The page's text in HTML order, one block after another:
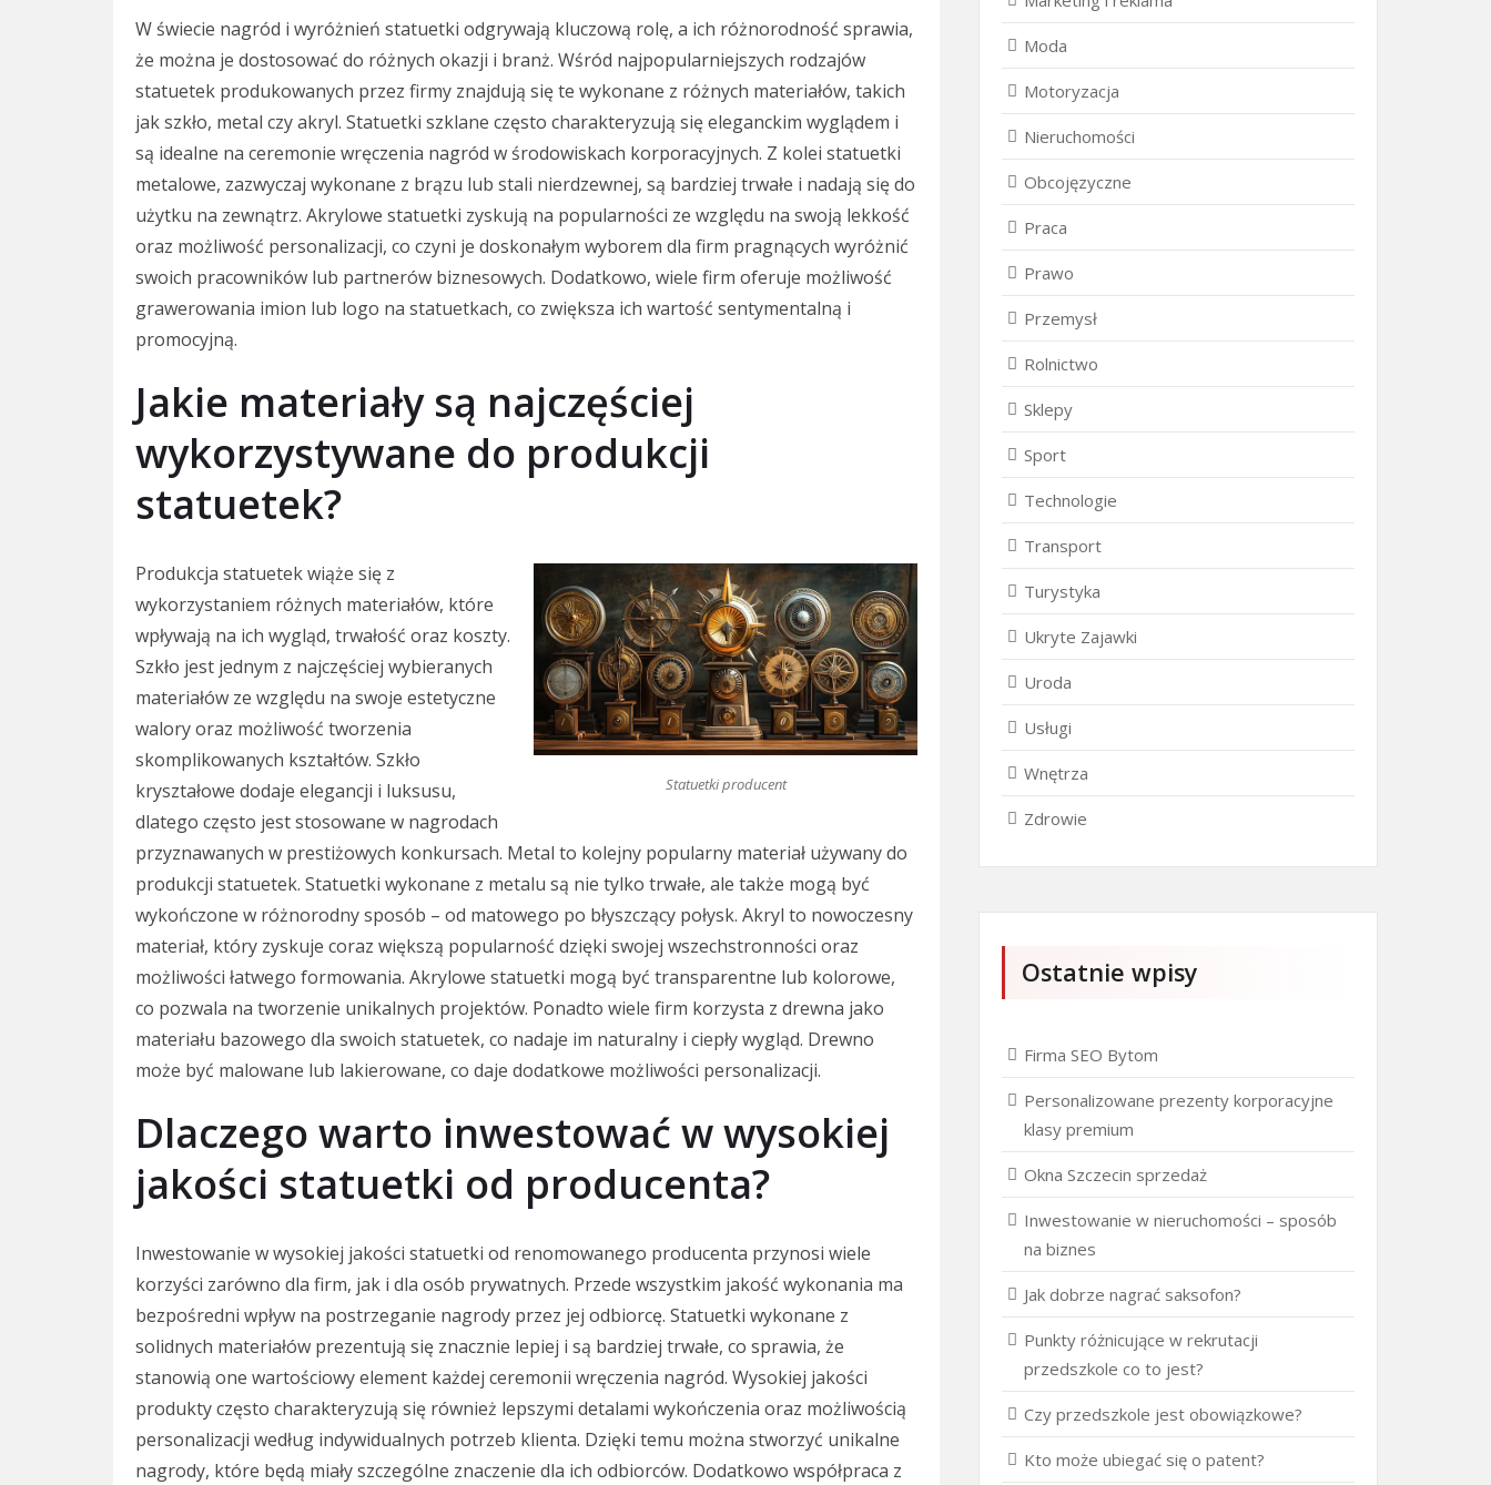
W świecie nagród i wyróżnień statuetki odgrywają kluczową rolę, a ich różnorodność sprawia,
że można je dostosować do różnych okazji i branż. Wśród najpopularniejszych rodzajów
statuetek produkowanych przez firmy znajdują się te wykonane z różnych materiałów, takich
jak szkło, metal czy akryl. Statuetki szklane często charakteryzują się eleganckim wyglądem i
są idealne na ceremonie wręczenia nagród w środowiskach korporacyjnych. Z kolei statuetki
metalowe, zazwyczaj wykonane z brązu lub stali nierdzewnej, są bardziej trwałe i nadają się do
użytku na zewnątrz. Akrylowe statuetki zyskują na popularności ze względu na swoją lekkość
oraz możliwość personalizacji, co czyni je doskonałym wyborem dla firm pragnących wyróżnić
swoich pracowników lub partnerów biznesowych. Dodatkowo, wiele firm oferuje możliwość
grawerowania imion lub logo na statuetkach, co zwiększa ich wartość sentymentalną i
promocyjną.
Jakie materiały są najczęściej
wykorzystywane do produkcji
statuetek?
Statuetki producent
Produkcja statuetek wiąże się z
wykorzystaniem różnych materiałów, które
wpływają na ich wygląd, trwałość oraz koszty.
Szkło jest jednym z najczęściej wybieranych
materiałów ze względu na swoje estetyczne
walory oraz możliwość tworzenia
skomplikowanych kształtów. Szkło
kryształowe dodaje elegancji i luksusu,
dlatego często jest stosowane w nagrodach
przyznawanych w prestiżowych konkursach. Metal to kolejny popularny materiał używany do
produkcji statuetek. Statuetki wykonane z metalu są nie tylko trwałe, ale także mogą być
wykończone w różnorodny sposób – od matowego po błyszczący połysk. Akryl to nowoczesny
materiał, który zyskuje coraz większą popularność dzięki swojej wszechstronności oraz
możliwości łatwego formowania. Akrylowe statuetki mogą być transparentne lub kolorowe,
co pozwala na tworzenie unikalnych projektów. Ponadto wiele firm korzysta z drewna jako
materiału bazowego dla swoich statuetek, co nadaje im naturalny i ciepły wygląd. Drewno
może być malowane lub lakierowane, co daje dodatkowe możliwości personalizacji.
Dlaczego warto inwestować w wysokiej
jakości statuetki od producenta?
Inwestowanie w wysokiej jakości statuetki od renomowanego producenta przynosi wiele
korzyści zarówno dla firm, jak i dla osób prywatnych. Przede wszystkim jakość wykonania ma
bezpośredni wpływ na postrzeganie nagrody przez jej odbiorcę. Statuetki wykonane z
solidnych materiałów prezentują się znacznie lepiej i są bardziej trwałe, co sprawia, że
stanowią one wartościowy element każdej ceremonii wręczenia nagród. Wysokiej jakości
produkty często charakteryzują się również lepszymi detalami wykończenia oraz możliwością
personalizacji według indywidualnych potrzeb klienta. Dzięki temu można stworzyć unikalne
nagrody, które będą miały szczególne znaczenie dla ich odbiorców. Dodatkowo współpraca z
Moda
Motoryzacja
Nieruchomości
Obcojęzyczne
Praca
Prawo
Przemysł
Rolnictwo
Sklepy
Sport
Technologie
Transport
Turystyka
Ukryte Zajawki
Uroda
Usługi
Wnętrza
Zdrowie
Ostatnie wpisy
Firma SEO Bytom
Personalizowane prezenty korporacyjne
klasy premium
Okna Szczecin sprzedaż
Inwestowanie w nieruchomości – sposób
na biznes
Jak dobrze nagrać saksofon?
Punkty różnicujące w rekrutacji
przedszkole co to jest?
Czy przedszkole jest obowiązkowe?
Kto może ubiegać się o patent?